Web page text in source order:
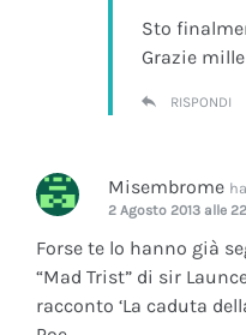
Sto
Grazie
RISPONDI
Misembrome
2 Agosto 2013 alle
Forse te lo hanno già
“Mad Trist” di sir
racconto ‘La caduta